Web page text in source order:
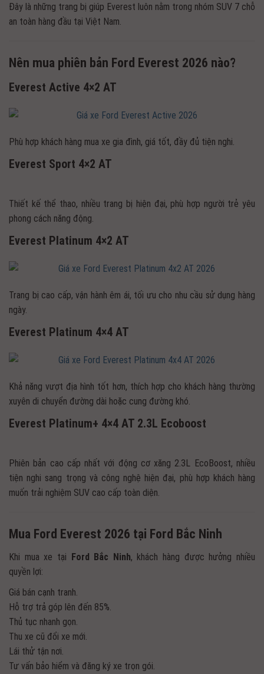
Đây là những trang bị giúp Everest luôn nằm trong nhóm SUV 7 chỗ
an toàn hàng đầu tại Việt Nam.
Nên mua phiên bản Ford Everest 2026 nào?
Everest Active 4×2 AT
Phù hợp khách hàng mua xe gia đình, giá tốt, đầy đủ tiện nghi.
Everest Sport 4×2 AT
Thiết kế thể thao, nhiều trang bị hiện đại, phù hợp người trẻ yêu
phong cách năng động.
Everest Platinum 4×2 AT
Trang bị cao cấp, vận hành êm ái, tối ưu cho nhu cầu sử dụng hàng
ngày.
Everest Platinum 4×4 AT
Khả năng vượt địa hình tốt hơn, thích hợp cho khách hàng thường
xuyên di chuyển đường dài hoặc cung đường khó.
Everest Platinum+ 4×4 AT 2.3L Ecoboost
Phiên bản cao cấp nhất với động cơ xăng 2.3L EcoBoost, nhiều
tiện nghi sang trọng và công nghệ hiện đại, phù hợp khách hàng
muốn trải nghiệm SUV cao cấp toàn diện.
Mua Ford Everest 2026 tại Ford Bắc Ninh
Khi mua xe tại Ford Bắc Ninh, khách hàng được hưởng nhiều
quyền lợi:
Giá bán cạnh tranh.
Hỗ trợ trả góp lên đến 85%.
Thủ tục nhanh gọn.
Thu xe cũ đổi xe mới.
Lái thử tận nơi.
Tư vấn bảo hiểm và đăng ký xe trọn gói.